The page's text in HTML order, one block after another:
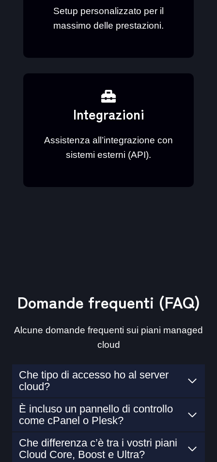
Setup personalizzato per il
massimo delle prestazioni.
Integrazioni
Assistenza all’integrazione con
sistemi esterni (API).
Domande frequenti (FAQ)
Alcune domande frequenti sui piani managed
cloud
Che tipo di accesso ho al server
cloud?
È incluso un pannello di controllo
come cPanel o Plesk?
Che differenza c’è tra i vostri piani
Cloud Core, Boost e Ultra?